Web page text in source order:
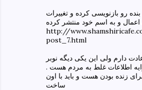
رو بازنویسی کرده و تغییرات
و به اسم خود منتشر کرده
http://
post_7.html
دارم ولی این یکی دیگه نوبر
اطلاعات غلط به مردم هست .
زنده بودن هست و باید با اون
ساخت